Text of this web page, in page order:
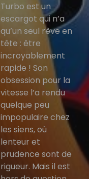
Turbo est un
escargot qui n’a
qu’un seul rêve en
tête : être
incroyablement
rapide ! Son
obsession pour la
vitesse l’a rendu
quelque peu
impopulaire chez
les siens, où
lenteur et
prudence sont de
rigueur. Mais il est